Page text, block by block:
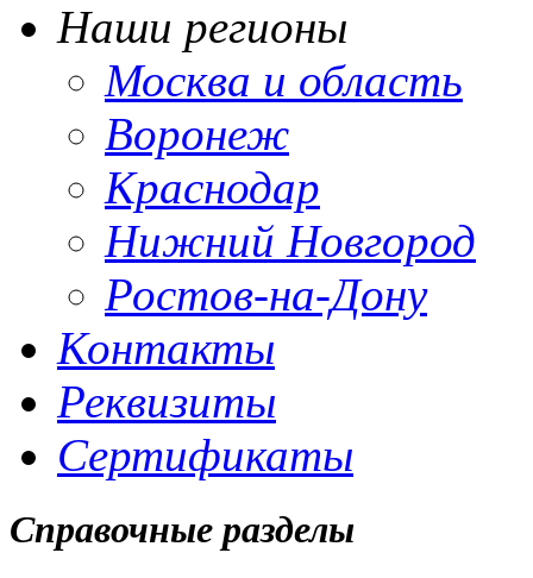
Наши регионы
Москва и область
Воронеж
Краснодар
Нижний Новгород
Ростов-на-Дону
Контакты
Реквизиты
Сертификаты
Справочные разделы